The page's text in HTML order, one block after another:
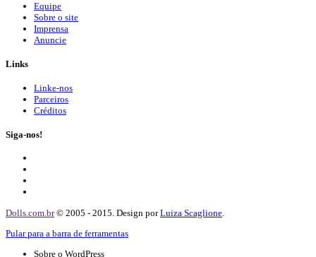
Equipe
Sobre o site
Imprensa
Anuncie
Links
Linke-nos
Parceiros
Créditos
Siga-nos!
Dolls.com.br© 2005 - 2015. Design porLuiza Scaglione
Pular para a barra de ferramentas
Sobre o WordPress